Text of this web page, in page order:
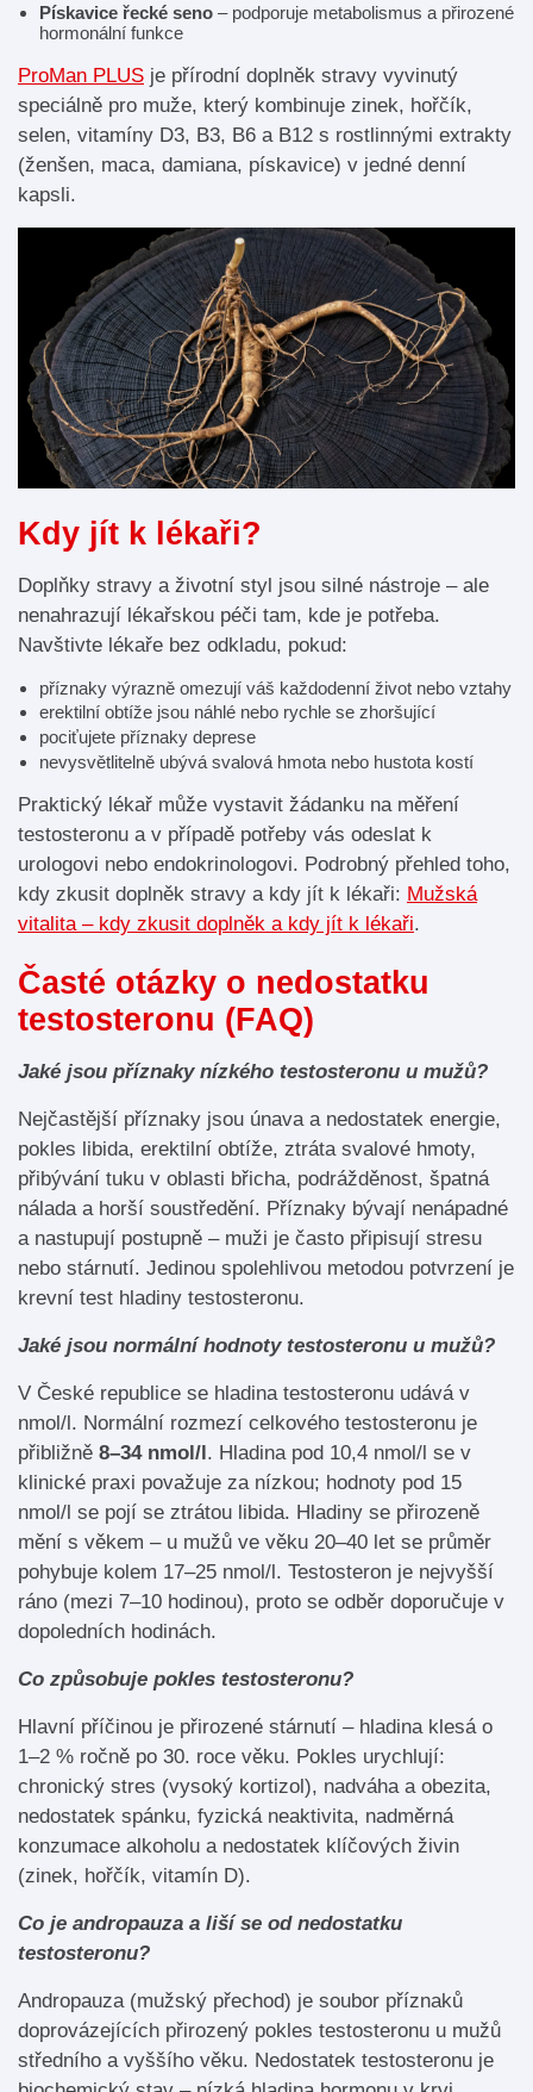
Pískavice řecké seno– podporuje metabolismus a přirozené
hormonální funkce
ProMan PLUS je přírodní doplněk stravy vyvinutý
speciálně pro muže, který kombinuje zinek, hořčík,
selen, vitamíny D3, B3, B6 a B12 s rostlinnými extrakty
(ženšen, maca, damiana, pískavice) v jedné denní
kapsli.
Kdy jít k lékaři?
Doplňky stravy a životní styl jsou silné nástroje – ale
nenahrazují lékařskou péči tam, kde je potřeba.
Navštivte lékaře bez odkladu, pokud:
příznaky výrazně omezují váš každodenní život nebo vztahy
erektilní obtíže jsou náhlé nebo rychle se zhoršující
pociťujete příznaky deprese
nevysvětlitelně ubývá svalová hmota nebo hustota kostí
Praktický lékař může vystavit žádanku na měření
testosteronu a v případě potřeby vás odeslat k
urologovi nebo endokrinologovi. Podrobný přehled toho,
kdy zkusit doplněk stravy a kdy jít k lékaři: Mužská
vitalita – kdy zkusit doplněk a kdy jít k lékaři.
Časté otázky o nedostatku
testosteronu (FAQ)
Jaké jsou příznaky nízkého testosteronu u mužů?
Nejčastější příznaky jsou únava a nedostatek energie,
pokles libida, erektilní obtíže, ztráta svalové hmoty,
přibývání tuku v oblasti břicha, podrážděnost, špatná
nálada a horší soustředění. Příznaky bývají nenápadné
a nastupují postupně – muži je často připisují stresu
nebo stárnutí. Jedinou spolehlivou metodou potvrzení je
krevní test hladiny testosteronu.
Jaké jsou normální hodnoty testosteronu u mužů?
V České republice se hladina testosteronu udává v
nmol/l. Normální rozmezí celkového testosteronu je
přibližně 8–34 nmol/l . Hladina pod 10,4 nmol/l se v
klinické praxi považuje za nízkou; hodnoty pod 15
nmol/l se pojí se ztrátou libida. Hladiny se přirozeně
mění s věkem – u mužů ve věku 20–40 let se průměr
pohybuje kolem 17–25 nmol/l. Testosteron je nejvyšší
ráno (mezi 7–10 hodinou), proto se odběr doporučuje v
dopoledních hodinách.
Co způsobuje pokles testosteronu?
Hlavní příčinou je přirozené stárnutí – hladina klesá o
1–2 % ročně po 30. roce věku. Pokles urychlují:
chronický stres (vysoký kortizol), nadváha a obezita,
nedostatek spánku, fyzická neaktivita, nadměrná
konzumace alkoholu a nedostatek klíčových živin
(zinek, hořčík, vitamín D).
Co je andropauza a liší se od nedostatku
testosteronu?
Andropauza (mužský přechod) je soubor příznaků
doprovázejících přirozený pokles testosteronu u mužů
středního a vyššího věku. Nedostatek testosteronu je